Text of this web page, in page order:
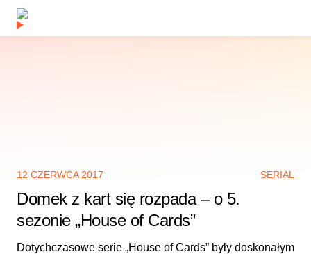
12 CZERWCA 2017 SERIAL
Domek z kart się rozpada – o 5.
sezonie „House of Cards”
Dotychczasowe serie „House of Cards” były doskonałym